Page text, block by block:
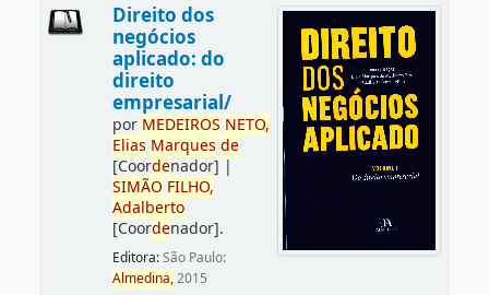
Direito dos
negócios
aplicado: do
direito
empresarial/
por MEDEIROS NETO,
Elias Marques de
[Coordenador] |
SIMÃO FILHO,
Adalberto
[Coordenador].
Editora:São Paulo:
Almedina,2015